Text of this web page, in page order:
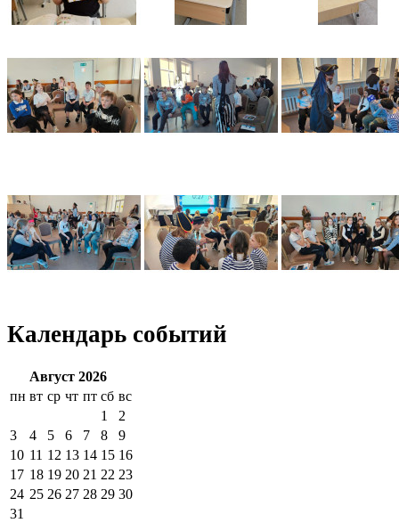
Календарь событий
Август 2026
пн вт ср чт пт сб вс
1
2
3
4 5 6 7 8
9
10 11 12 13 14 15 16
17 18 19 20 21 22 23
24 25 26 27 28 29 30
31